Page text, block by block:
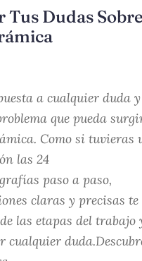
Tus Dudas
a cualquier duda y
que pueda
Como si tuvieras
las 24
paso a paso,
claras y precisas te
las etapas del trabajo
cualquier